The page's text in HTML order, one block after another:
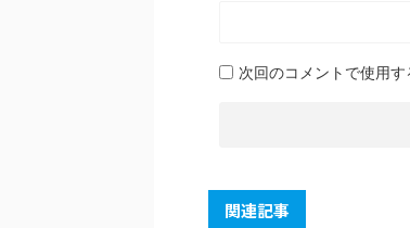
次回のコメントで使用
関連記事